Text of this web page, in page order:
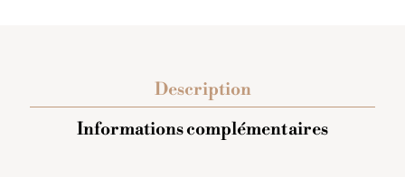
Description
Informations complémentaires